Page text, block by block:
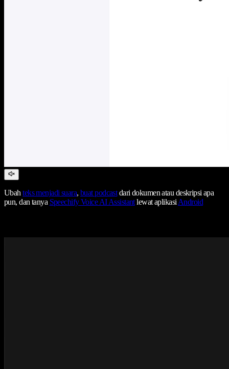
Ubahteks menjadi suara,buat podcastdari dokumen atau deskripsi apa
pun, dan tanya Speechify Voice AI Assistantlewat aplikasiAndroid